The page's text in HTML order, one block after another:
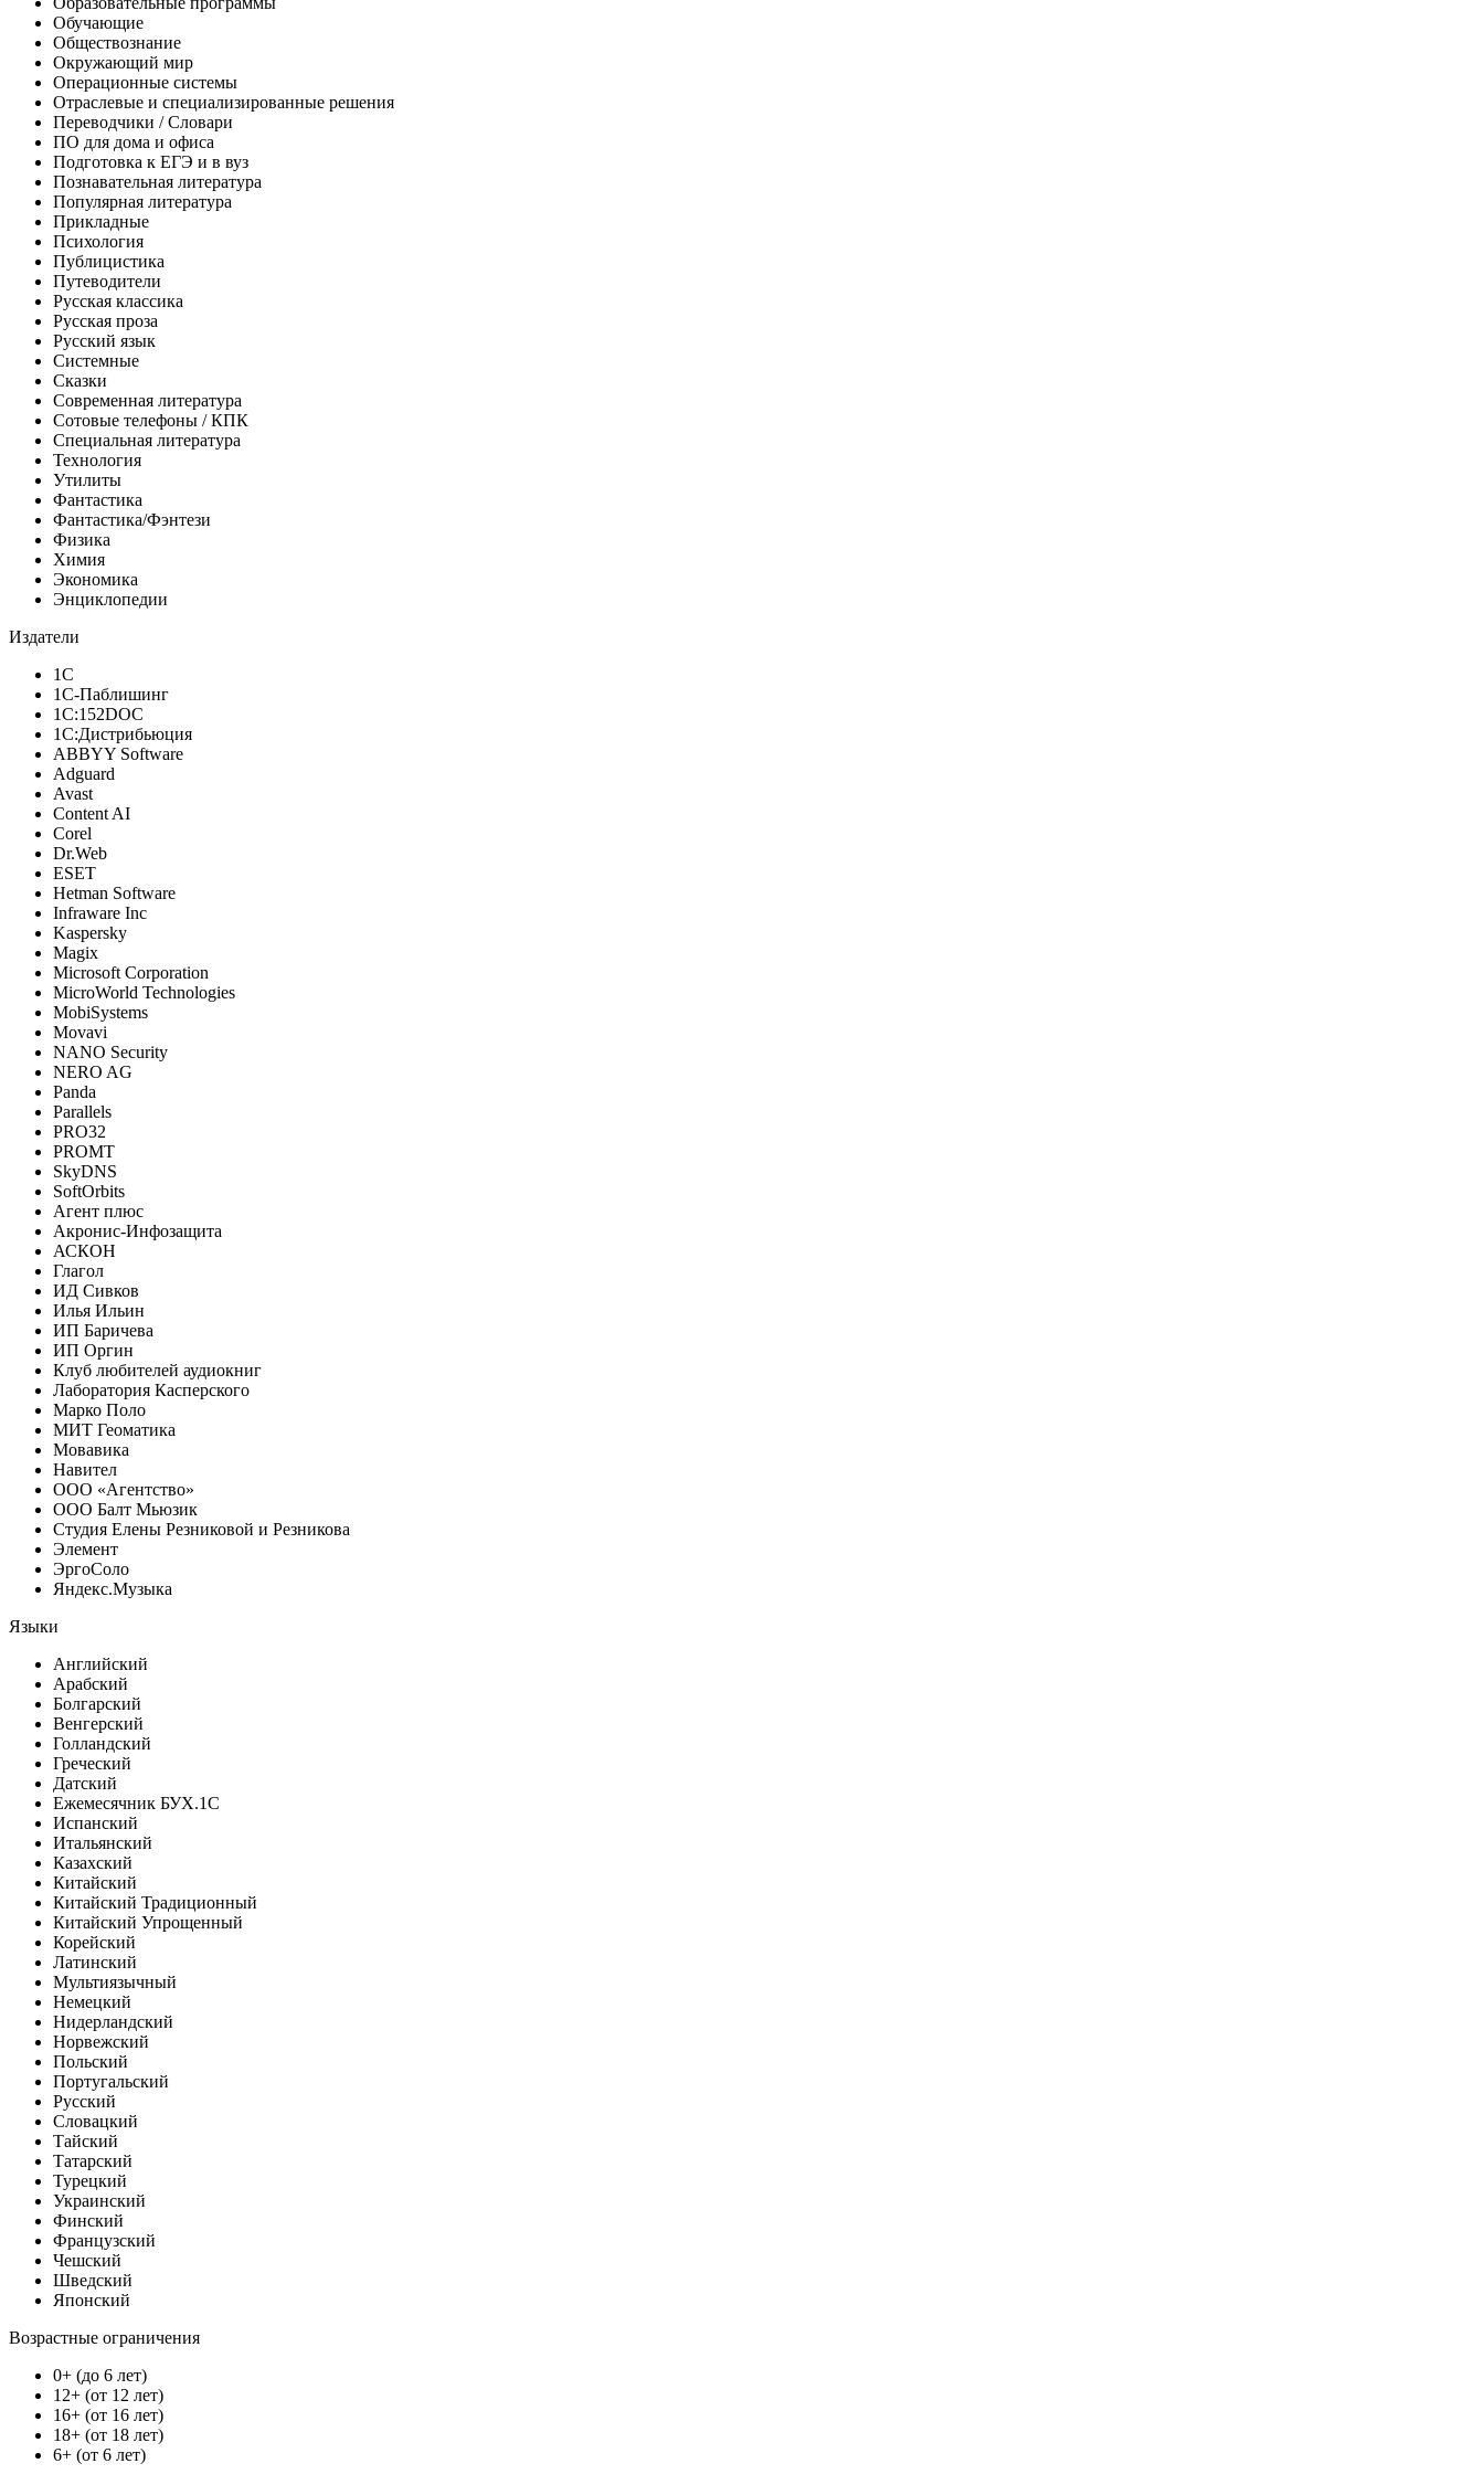
Обучающие
Обществознание
Окружающий мир
Операционные системы
Отраслевые и специализированные решения
Переводчики / Словари
ПО для дома и офиса
Подготовка к ЕГЭ и в вуз
Познавательная литература
Популярная литература
Прикладные
Психология
Публицистика
Путеводители
Русская классика
Русская проза
Русский язык
Системные
Сказки
Современная литература
Сотовые телефоны / КПК
Специальная литература
Технология
Утилиты
Фантастика
Фантастика/Фэнтези
Физика
Химия
Экономика
Энциклопедии
Издатели
1С
1С-Паблишинг
1С:152DOC
1С:Дистрибьюция
ABBYY Software
Adguard
Avast
Content AI
Corel
Dr.Web
ESET
Hetman Software
Infraware Inc
Kaspersky
Magix
Microsoft Corporation
MicroWorld Technologies
MobiSystems
Movavi
NANO Security
NERO AG
Panda
Parallels
PRO32
PROMT
SkyDNS
SoftOrbits
Агент плюс
Акронис-Инфозащита
АСКОН
Глагол
ИД Сивков
Илья Ильин
ИП Баричева
ИП Оргин
Клуб любителей аудиокниг
Лаборатория Касперского
Марко Поло
МИТ Геоматика
Мовавика
Навител
ООО «Агентство»
ООО Балт Мьюзик
Студия Елены Резниковой и Резникова
Элемент
ЭргоСоло
Яндекс.Музыка
Языки
Английский
Арабский
Болгарский
Венгерский
Голландский
Греческий
Датский
Ежемесячник БУХ.1С
Испанский
Итальянский
Казахский
Китайский
Китайский Традиционный
Китайский Упрощенный
Корейский
Латинский
Мультиязычный
Немецкий
Нидерландский
Норвежский
Польский
Португальский
Русский
Словацкий
Тайский
Татарский
Турецкий
Украинский
Финский
Французский
Чешский
Шведский
Японский
Возрастные ограничения
0+ (до 6 лет)
12+ (от 12 лет)
16+ (от 16 лет)
18+ (от 18 лет)
6+ (от 6 лет)